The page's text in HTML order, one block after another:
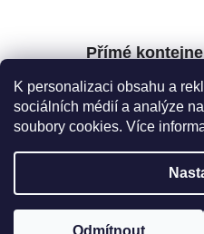
K personalizaci obsahu a
sociálních médií a analýze
soubory cookies. Více
Odmítnout
Přímé
Sklad v Rudné
Výdejní sklad